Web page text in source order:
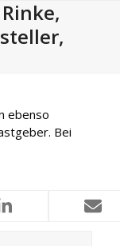
ebenso
Bei